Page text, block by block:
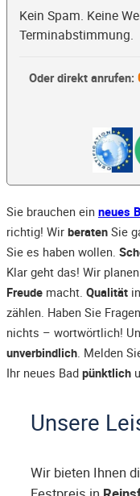
Kein Spam. Keine
Terminabstimmung.
Oder direkt anrufen:
Sie brauchen ein neues
richtig! Wir beraten Sie
Sie es haben wollen.
Klar geht das! Wir
Freude macht. Qualität
zählen. Haben Sie
nichts – wortwörtlich!
unverbindlich. Melden
Ihr neues Bad pünktlich
Unsere
Wir bieten Ihnen